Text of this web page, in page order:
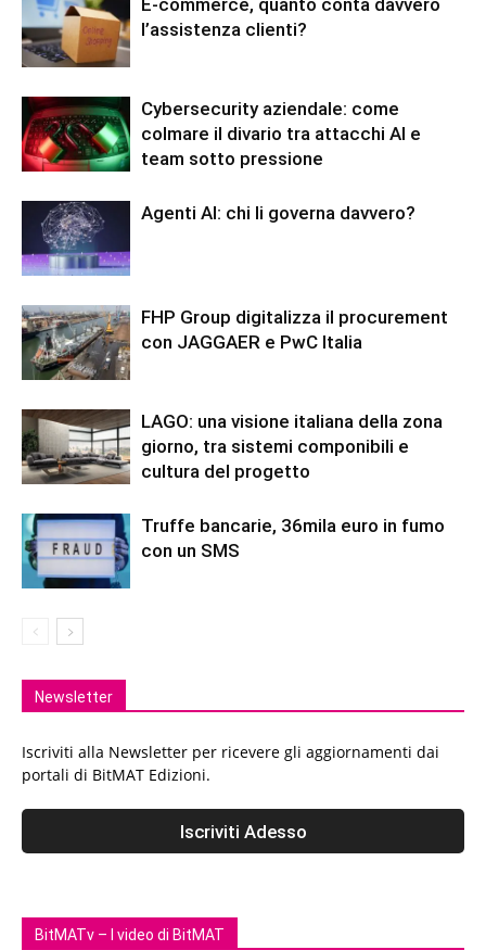
l’assistenza clienti?
Cybersecurity aziendale: come
colmare il divario tra attacchi AI e
team sotto pressione
Agenti AI: chi li governa davvero?
FHP Group digitalizza il procurement
con JAGGAER e PwC Italia
LAGO: una visione italiana della zona
giorno, tra sistemi componibili e
cultura del progetto
Truffe bancarie, 36mila euro in fumo
con un SMS
Newsletter
Iscriviti alla Newsletter per ricevere gli aggiornamenti dai
portali di BitMAT Edizioni.
BitMATv – I video di BitMAT